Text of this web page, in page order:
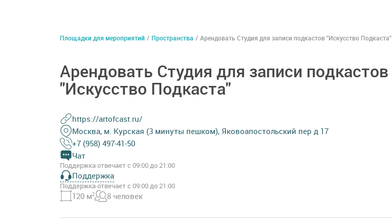
Площадки для мероприятий / Пространства / Арендовать Студия для записи подкастов "Искусство Подкаста"
Арендовать Студия для записи подкастов
"Искусство Подкаста"
https://artofcast.ru/
Москва, м. Курская (3 минуты пешком), Яковоапостольский пер д 17
+7 (958) 497-41-50
Чат
Поддержка отвечает с 09:00 до 21:00
Поддержка
Поддержка отвечает с 09:00 до 21:00
120 м2 8 человек